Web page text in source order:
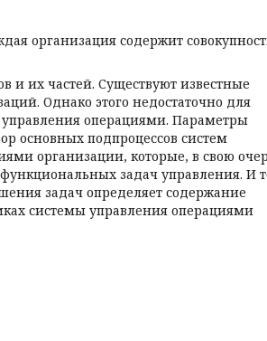
организация содержит
и их частей. Существуют известные
Однако этого недостаточно для
управления операциями. Параметры
основных подпроцессов систем
организации, которые, в свою
задач управления. И
задач определяет содержание
системы управления операциями